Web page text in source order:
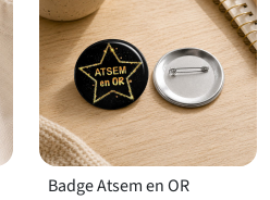
Badge Atsem en OR